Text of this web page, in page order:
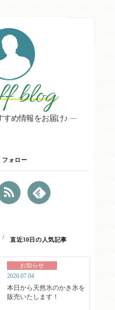
blog
すめ情報をお届け♪
フォロー
直近30日の人気記事
お知らせ
2026.07.04
本日から天然氷のかき氷を
販売いたします！